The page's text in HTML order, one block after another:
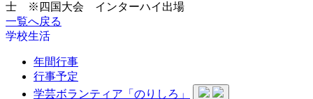
士 ※四国大会 インターハイ出場
一覧へ戻る
学校生活
年間行事
行事予定
学芸ボランティア「のりしろ」